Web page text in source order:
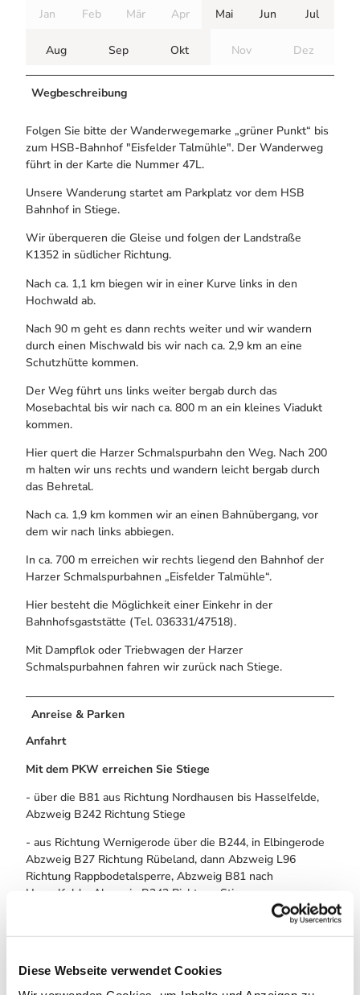
Diese Webseite verwendet Cookies
Jan Feb Mär Apr Mai Jun Jul
Aug Sep Okt Nov Dez
Wegbeschreibung
Folgen Sie bitte der Wanderwegemarke „grüner Punkt“ bis
zum HSB-Bahnhof "Eisfelder Talmühle". Der Wanderweg
führt in der Karte die Nummer 47L.
Unsere Wanderung startet am Parkplatz vor dem HSB
Bahnhof in Stiege.
Wir überqueren die Gleise und folgen der Landstraße
K1352 in südlicher Richtung.
Nach ca. 1,1 km biegen wir in einer Kurve links in den
Hochwald ab.
Nach 90 m geht es dann rechts weiter und wir wandern
durch einen Mischwald bis wir nach ca. 2,9 km an eine
Schutzhütte kommen.
Der Weg führt uns links weiter bergab durch das
Mosebachtal bis wir nach ca. 800 m an ein kleines Viadukt
kommen.
Hier quert die Harzer Schmalspurbahn den Weg. Nach 200
m halten wir uns rechts und wandern leicht bergab durch
das Behretal.
Nach ca. 1,9 km kommen wir an einen Bahnübergang, vor
dem wir nach links abbiegen.
In ca. 700 m erreichen wir rechts liegend den Bahnhof der
Harzer Schmalspurbahnen „Eisfelder Talmühle“.
Hier besteht die Möglichkeit einer Einkehr in der
Bahnhofsgaststätte (Tel. 036331/47518).
Mit Dampflok oder Triebwagen der Harzer
Schmalspurbahnen fahren wir zurück nach Stiege.
Anreise & Parken
Anfahrt
Mit dem PKW erreichen Sie Stiege
- über die B81 aus Richtung Nordhausen bis Hasselfelde,
Abzweig B242 Richtung Stiege
- aus Richtung Wernigerode über die B244, in Elbingerode
Abzweig B27 Richtung Rübeland, dann Abzweig L96
Richtung Rappbodetalsperre, Abzweig B81 nach
Hasselfelde, Abzweig B242 Richtung Stiege
Den Harzort
Stiege erreichen Sie mit dem Bus der